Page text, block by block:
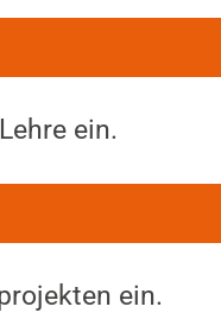
ein.
ein.